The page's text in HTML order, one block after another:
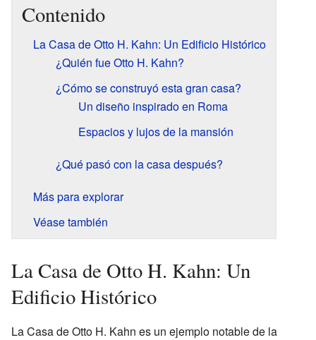
Contenido
La Casa de Otto H. Kahn: Un Edificio Histórico
¿Quién fue Otto H. Kahn?
¿Cómo se construyó esta gran casa?
Un diseño inspirado en Roma
Espacios y lujos de la mansión
¿Qué pasó con la casa después?
Más para explorar
Véase también
La Casa de Otto H. Kahn: Un
Edificio Histórico
La Casa de Otto H. Kahn es un ejemplo notable de la